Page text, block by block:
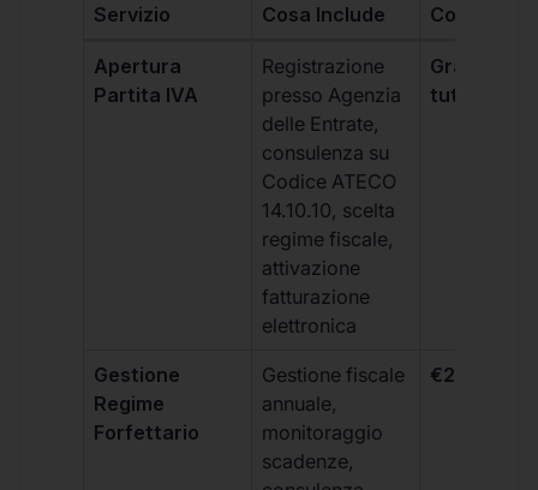
Servizio Cosa Include Costo
Apertura
Partita IVA
Registrazione
presso Agenzia
delle Entrate,
consulenza su
Codice ATECO
14.10.10, scelta
regime fiscale,
attivazione
fatturazione
elettronica
Gratis,
tutti i piani
Gestione
Regime
Forfettario
Gestione fiscale
annuale,
monitoraggio
scadenze,
€264 +